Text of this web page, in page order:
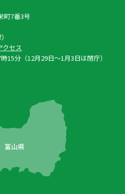
町7番3号
クセス
15分（12月29日〜1月3日は閉庁）